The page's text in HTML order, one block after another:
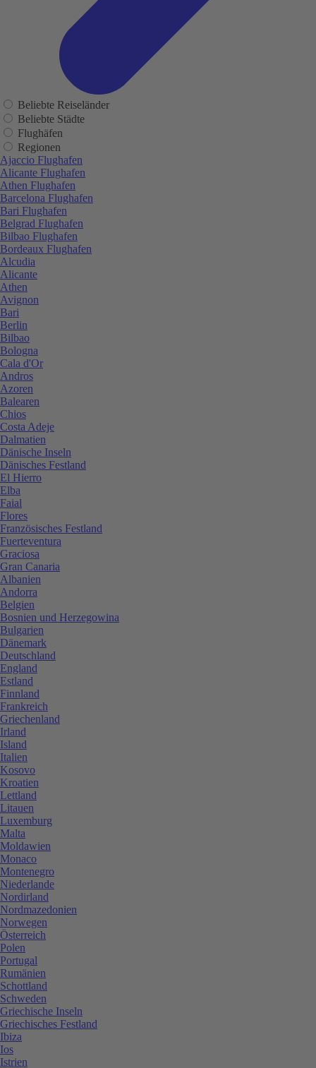
Beliebte Reiseländer
Beliebte Städte
Flughäfen
Regionen
Ajaccio Flughafen
Alicante Flughafen
Athen Flughafen
Barcelona Flughafen
Bari Flughafen
Belgrad Flughafen
Bilbao Flughafen
Bordeaux Flughafen
Alcudia
Alicante
Athen
Avignon
Bari
Berlin
Bilbao
Bologna
Cala d'Or
Andros
Azoren
Balearen
Chios
Costa Adeje
Dalmatien
Dänische Inseln
Dänisches Festland
El Hierro
Elba
Faial
Flores
Französisches Festland
Fuerteventura
Graciosa
Gran Canaria
Albanien
Andorra
Belgien
Bosnien und Herzegowina
Bulgarien
Dänemark
Deutschland
England
Estland
Finnland
Frankreich
Griechenland
Irland
Island
Italien
Kosovo
Kroatien
Lettland
Litauen
Luxemburg
Malta
Moldawien
Monaco
Montenegro
Niederlande
Nordirland
Nordmazedonien
Norwegen
Österreich
Polen
Portugal
Rumänien
Schottland
Schweden
Griechische Inseln
Griechisches Festland
Ibiza
Ios
Istrien